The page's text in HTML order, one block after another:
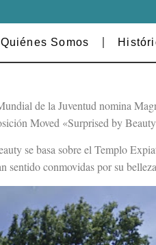
Quiénes Somos
de la Juventud nomina
Moved «Surprised by
se basa sobre el Templo
sentido conmovidas por su